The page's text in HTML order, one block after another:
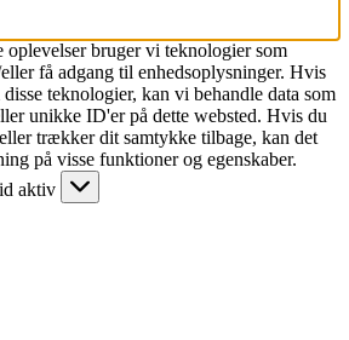
oplevelser bruger vi teknologier som
få adgang til enhedsoplysninger. Hvis
teknologier, kan vi behandle data som
unikke ID'er på dette websted. Hvis du
trækker dit samtykke tilbage, kan det
på visse funktioner og egenskaber.
aktiv